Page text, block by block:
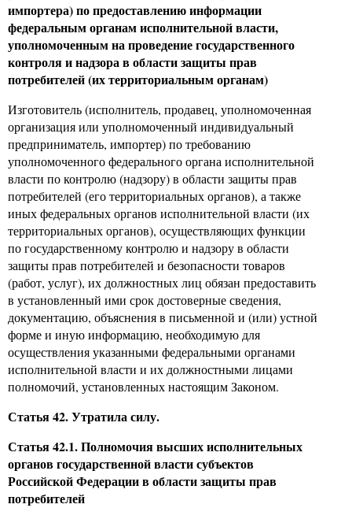
импортера) по предоставлению информации
федеральным органам исполнительной власти,
уполномоченным на проведение государственного
контроля и надзора в области защиты прав
потребителей (их территориальным органам)
Изготовитель (исполнитель, продавец, уполномоченная
организация или уполномоченный индивидуальный
предприниматель, импортер) по требованию
уполномоченного федерального органа исполнительной
власти по контролю (надзору) в области защиты прав
потребителей (его территориальных органов), а также
иных федеральных органов исполнительной власти (их
территориальных органов), осуществляющих функции
по государственному контролю и надзору в области
защиты прав потребителей и безопасности товаров
(работ, услуг), их должностных лиц обязан предоставить
в установленный ими срок достоверные сведения,
документацию, объяснения в письменной и (или) устной
форме и иную информацию, необходимую для
осуществления указанными федеральными органами
исполнительной власти и их должностными лицами
полномочий, установленных настоящим Законом.
Статья 42. Утратила силу.
Статья 42.1. Полномочия высших исполнительных
органов государственной власти субъектов
Российской Федерации в области защиты прав
потребителей